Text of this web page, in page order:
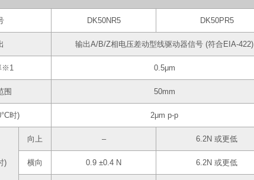
DK50NR5 DK50PR5
输出A/B/Z相电压差动型线驱动器信号 (符合EIA-422)
※1 0.5μm
围 50mm
时) 2μm p-p
)
向上 – 6.2N 或更低
横向 0.9 ±0.4 N 6.2N 或更低